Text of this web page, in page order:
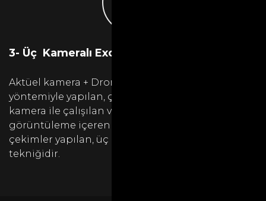
3- Üç Kameralı Exclusive Çekimler
Aktüel kamera + Drone + Jimmy jip + Reji
yöntemiyle yapılan, çekim esnasında 3 adet
kamera ile çalışılan ve drone ile havadan
görüntüleme içeren ve Jimmy jip ile stabil
çekimler yapılan, üç kameralı bir çekim
tekniğidir.